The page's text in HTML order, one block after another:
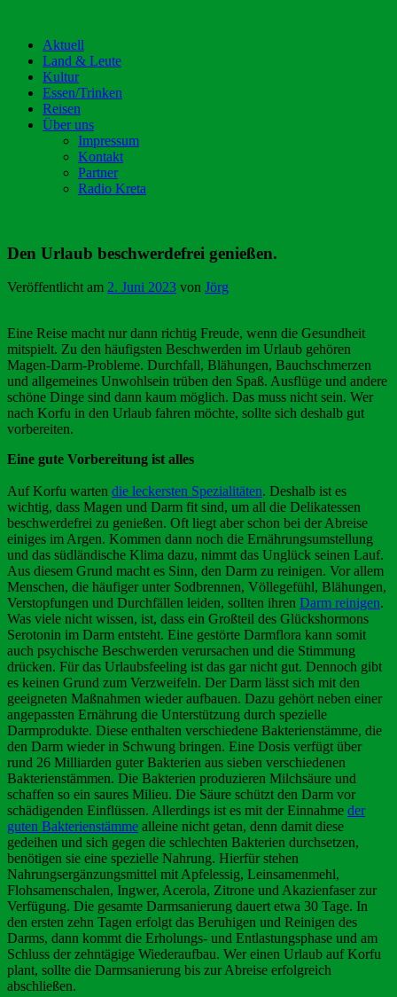
Aktuell
Land & Leute
Kultur
Essen/Trinken
Reisen
Über uns
Impressum
Kontakt
Partner
Radio Kreta
Den Urlaub beschwerdefrei genießen.
Veröffentlicht am 2. Juni 2023 von Jörg
Eine Reise macht nur dann richtig Freude, wenn die Gesundheit
mitspielt. Zu den häufigsten Beschwerden im Urlaub gehören
Magen-Darm-Probleme. Durchfall, Blähungen, Bauchschmerzen
und allgemeines Unwohlsein trüben den Spaß. Ausflüge und andere
schöne Dinge sind dann kaum möglich. Das muss nicht sein. Wer
nach Korfu in den Urlaub fahren möchte, sollte sich deshalb gut
vorbereiten.
Eine gute Vorbereitung ist alles
Auf Korfu warten die leckersten Spezialitäten. Deshalb ist es
wichtig, dass Magen und Darm fit sind, um all die Delikatessen
beschwerdefrei zu genießen. Oft liegt aber schon bei der Abreise
einiges im Argen. Kommen dann noch die Ernährungsumstellung
und das südländische Klima dazu, nimmt das Unglück seinen Lauf.
Aus diesem Grund macht es Sinn, den Darm zu reinigen. Vor allem
Menschen, die häufiger unter Sodbrennen, Völlegefühl, Blähungen,
Verstopfungen und Durchfällen leiden, sollten ihren Darm reinigen.
Was viele nicht wissen, ist, dass ein Großteil des Glückshormons
Serotonin im Darm entsteht. Eine gestörte Darmflora kann somit
auch psychische Beschwerden verursachen und die Stimmung
drücken. Für das Urlaubsfeeling ist das gar nicht gut. Dennoch gibt
es keinen Grund zum Verzweifeln. Der Darm lässt sich mit den
geeigneten Maßnahmen wieder aufbauen. Dazu gehört neben einer
angepassten Ernährung die Unterstützung durch spezielle
Darmprodukte. Diese enthalten verschiedene Bakterienstämme, die
den Darm wieder in Schwung bringen. Eine Dosis verfügt über
rund 26 Milliarden guter Bakterien aus sieben verschiedenen
Bakterienstämmen. Die Bakterien produzieren Milchsäure und
schaffen so ein saures Milieu. Die Säure schützt den Darm vor
schädigenden Einflüssen. Allerdings ist es mit der Einnahme der
guten Bakterienstämme alleine nicht getan, denn damit diese
gedeihen und sich gegen die schlechten Bakterien durchsetzen,
benötigen sie eine spezielle Nahrung. Hierfür stehen
Nahrungsergänzungsmittel mit Apfelessig, Leinsamenmehl,
Flohsamenschalen, Ingwer, Acerola, Zitrone und Akazienfaser zur
Verfügung. Die gesamte Darmsanierung dauert etwa 30 Tage. In
den ersten zehn Tagen erfolgt das Beruhigen und Reinigen des
Darms, dann kommt die Erholungs- und Entlastungsphase und am
Schluss der zehntägige Wiederaufbau. Wer einen Urlaub auf Korfu
plant, sollte die Darmsanierung bis zur Abreise erfolgreich
abschließen.